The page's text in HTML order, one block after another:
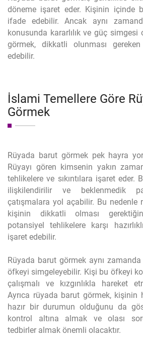
döneme işaret eder. Kişinin içinde
ifade edebilir. Ancak aynı
konusunda kararlılık ve güç
görmek, dikkatli olunması
edebilir.
İslami Temellere Göre
Görmek
Rüyada barut görmek pek hayra
Rüyayı gören kimsenin yakın
tehlikelere ve sıkıntılara işaret eder.
ilişkilendirilir ve beklenmedik
çatışmalara yol açabilir. Bu nedenle
kişinin dikkatli olması
potansiyel tehlikelere karşı
işaret edebilir.
Rüyada barut görmek aynı
öfkeyi simgeleyebilir. Kişi bu öfkeyi
çalışmalı ve kızgınlıkla hareket
Ayrıca rüyada barut görmek, kişinin
hazır bir durumun olduğunu da
kontrol altına almak ve olası
tedbirler almak önemli olacaktır.